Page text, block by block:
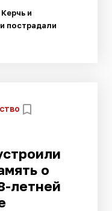
и
пострадали
о
летней